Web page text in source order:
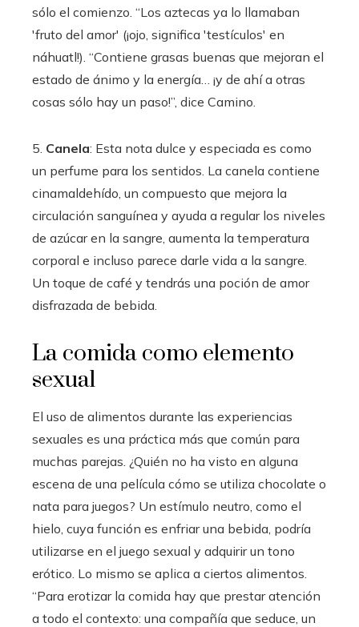
sólo el comienzo. “Los aztecas ya lo llamaban
'fruto del amor' (¡ojo, significa 'testículos' en
náhuatl!). “Contiene grasas buenas que mejoran el
estado de ánimo y la energía… ¡y de ahí a otras
cosas sólo hay un paso!”, dice Camino.
5. Canela: Esta nota dulce y especiada es como
un perfume para los sentidos. La canela contiene
cinamaldehído, un compuesto que mejora la
circulación sanguínea y ayuda a regular los niveles
de azúcar en la sangre, aumenta la temperatura
corporal e incluso parece darle vida a la sangre.
Un toque de café y tendrás una poción de amor
disfrazada de bebida.
La comida como elemento
sexual
El uso de alimentos durante las experiencias
sexuales es una práctica más que común para
muchas parejas. ¿Quién no ha visto en alguna
escena de una película cómo se utiliza chocolate o
nata para juegos? Un estímulo neutro, como el
hielo, cuya función es enfriar una bebida, podría
utilizarse en el juego sexual y adquirir un tono
erótico. Lo mismo se aplica a ciertos alimentos.
“Para erotizar la comida hay que prestar atención
a todo el contexto: una compañía que seduce, un